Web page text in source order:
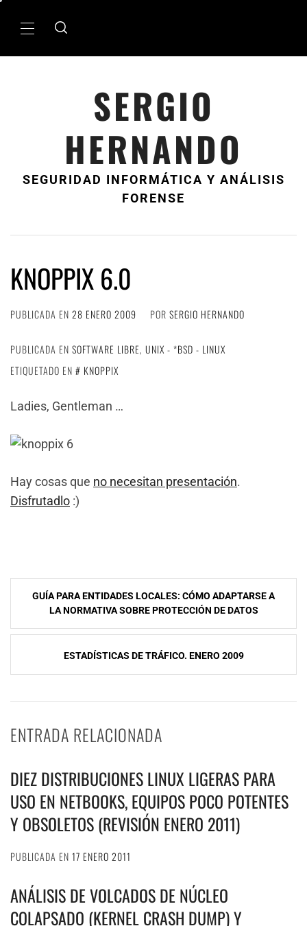
MenÃº
SERGIO
HERNANDO
SEGURIDAD INFORMÁTICA Y ANÁLISIS
FORENSE
KNOPPIX 6.0
PUBLICADA EN 28 ENERO 2009 POR SERGIO HERNANDO
PUBLICADA EN SOFTWARE LIBRE, UNIX - *BSD - LINUX
ETIQUETADO EN
KNOPPIX
Ladies, Gentleman …
Hay cosas que no necesitan presentación.
Disfrutadlo :)
NavegaciÃ³n
entradas
GUÍA PARA ENTIDADES LOCALES: CÓMO ADAPTARSE A
LA NORMATIVA SOBRE PROTECCIÓN DE DATOS
ESTADÍSTICAS DE TRÁFICO. ENERO 2009
ENTRADA RELACIONADA
DIEZ DISTRIBUCIONES LINUX LIGERAS PARA
USO EN NETBOOKS, EQUIPOS POCO POTENTES
Y OBSOLETOS (REVISIÓN ENERO 2011)
PUBLICADA EN 17 ENERO 2011
ANÁLISIS DE VOLCADOS DE NÚCLEO
COLAPSADO (KERNEL CRASH DUMP) Y